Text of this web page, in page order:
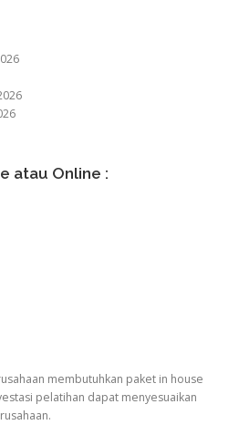
atau Online :
membutuhkan paket in house
pelatihan dapat menyesuaikan